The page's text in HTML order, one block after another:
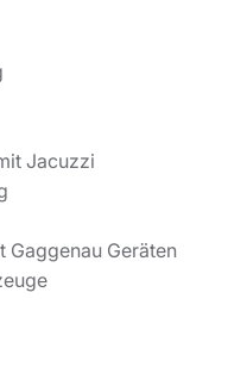
Jacuzzi
Gaggenau Geräten